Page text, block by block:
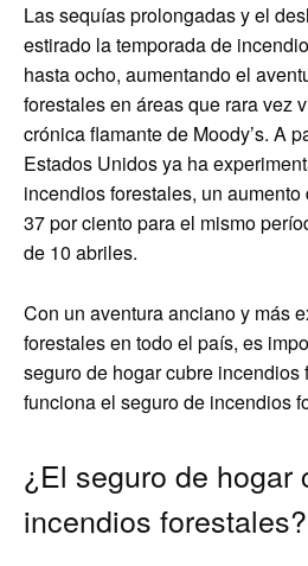
Las sequías prolongadas y el
estirado la temporada de
hasta ocho, aumentando el
forestales en áreas que rara vez
crónica flamante de Moody’s. A
Estados Unidos ya ha
incendios forestales, un
37 por ciento para el mismo
de 10 abriles.
Con un aventura anciano y más
forestales en todo el país, es
seguro de hogar cubre incendios
funciona el seguro de incendios
¿El seguro de hogar
incendios forestales?